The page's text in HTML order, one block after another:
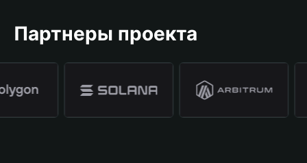
Партнеры проекта